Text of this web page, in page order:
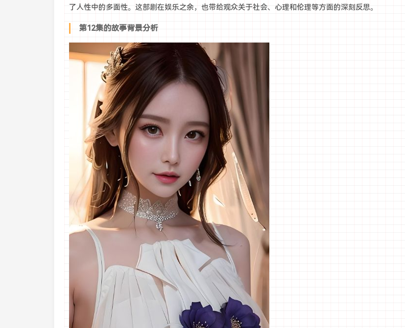
了人性中的多面性。这部剧在娱乐之余，也带给观众关于社会、心理和伦理等方面的深刻反思。
第12集的故事背景分析